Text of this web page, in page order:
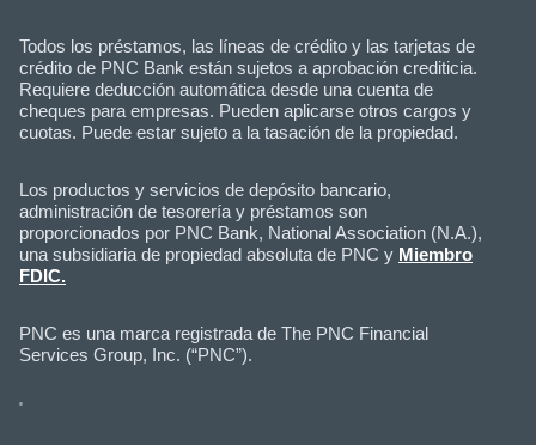
Todos los préstamos, las líneas de crédito y las tarjetas de
crédito de PNC Bank están sujetos a aprobación crediticia.
Requiere deducción automática desde una cuenta de
cheques para empresas. Pueden aplicarse otros cargos y
cuotas. Puede estar sujeto a la tasación de la propiedad.
Los productos y servicios de depósito bancario,
administración de tesorería y préstamos son
proporcionados por PNC Bank, National Association (N.A.),
una subsidiaria de propiedad absoluta de PNC y Miembro
FDIC.
PNC es una marca registrada de The PNC Financial
Services Group, Inc. (“PNC”).